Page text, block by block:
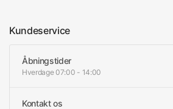
Kundeservice
Åbningstider
Hverdage 07:00 - 14:00
Kontakt os